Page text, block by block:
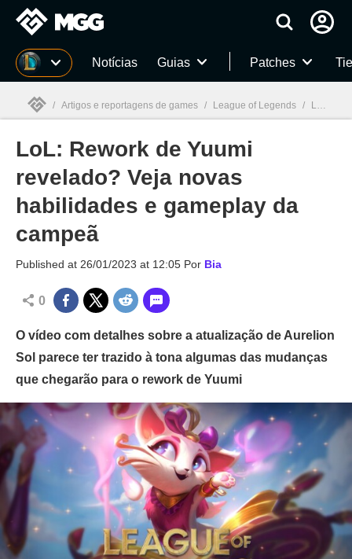
Millenium Notícias Guias Patches
Millenium
/ Artigos e reportagens de games / League of Legends / LoL: Rework de Yuumi revelado? Veja novas habilidades e gameplay da campeã
LoL: Rework de Yuumi
revelado? Veja novas
habilidades e gameplay da
campeã
Published at 26/01/2023 at 12:05 Por Bia
0
O vídeo com detalhes sobre a atualização de Aurelion
Sol parece ter trazido à tona algumas das mudanças
que chegarão para o rework de Yuumi